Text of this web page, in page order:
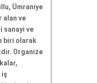
Ümraniye
alan ve
sanayi ve
biri olarak
Organize
iş